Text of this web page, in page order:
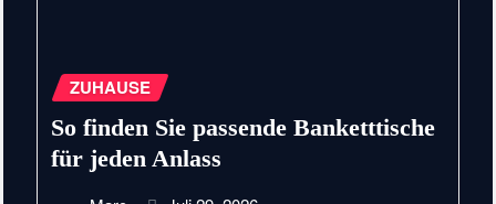
ZUHAUSE
So finden Sie passende Banketttische
für jeden Anlass